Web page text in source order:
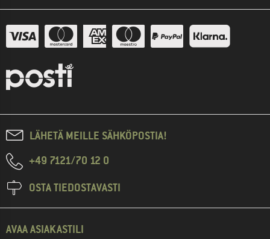
LÄHETÄ MEILLE SÄHKÖPOSTIA!
+49 7121/70 12 0
OSTA TIEDOSTAVASTI
AVAA ASIAKASTILI